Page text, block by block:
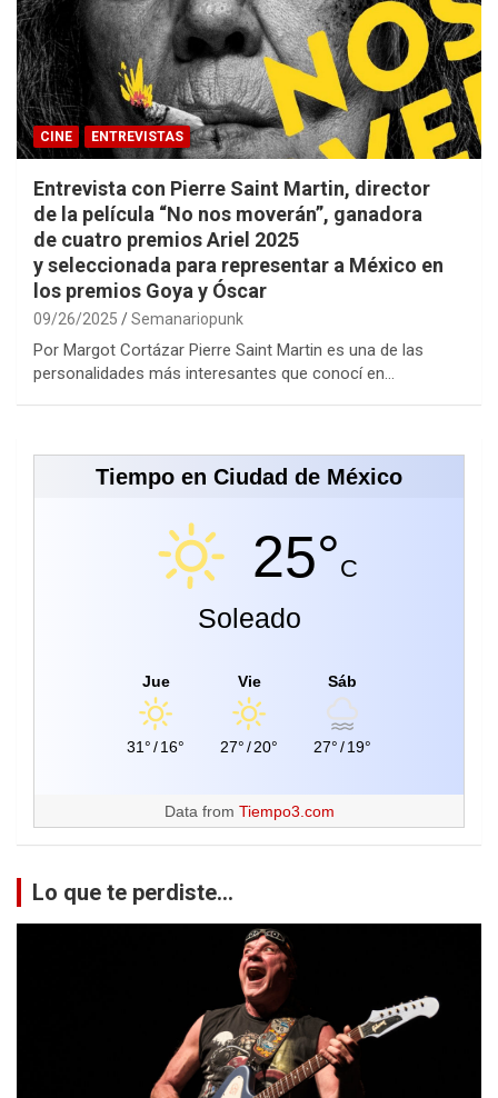
CINE ENTREVISTAS
Entrevista con Pierre Saint Martin, director
de la película “No nos moverán”, ganadora
de cuatro premios Ariel 2025
y seleccionada para representar a México en
los premios Goya y Óscar
09/26/2025 Semanariopunk
Por Margot Cortázar Pierre Saint Martin es una de las
personalidades más interesantes que conocí en…
Tiempo en Ciudad de México
25°C
Soleado
Jue
31°/16°
Vie
27°/20°
Sáb
27°/19°
Data from Tiempo3.com
Lo que te perdiste...